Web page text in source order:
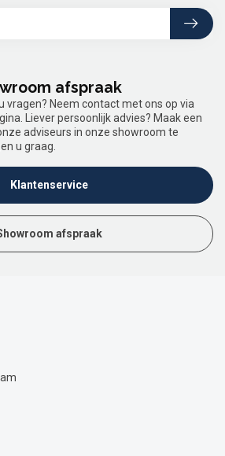
afspraak
vragen? Neem contact met ons op via
Liever persoonlijk advies? Maak een
adviseurs in onze showroom te
u graag.
Klantenservice
afspraak